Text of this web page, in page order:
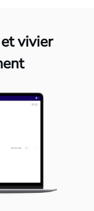
vivier